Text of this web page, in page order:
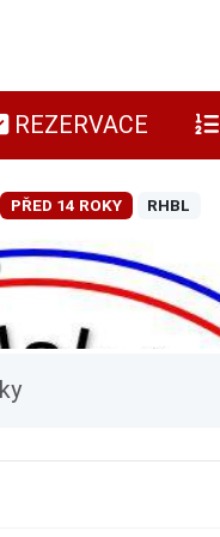
REZERVACE
PŘED 14 ROKY RHBL